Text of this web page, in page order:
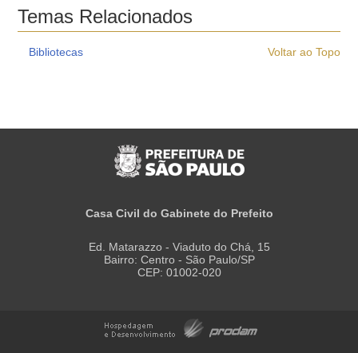
Temas Relacionados
Voltar ao Topo
Bibliotecas
Casa Civil do Gabinete do Prefeito
Ed. Matarazzo - Viaduto do Chá, 15
Bairro: Centro - São Paulo/SP
CEP: 01002-020